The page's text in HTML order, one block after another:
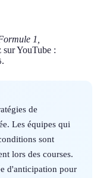
1,
sur YouTube :
.
de
Les équipes qui
sont
lors des courses.
d'anticipation pour